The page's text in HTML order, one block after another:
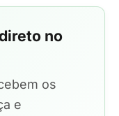
no
os
e